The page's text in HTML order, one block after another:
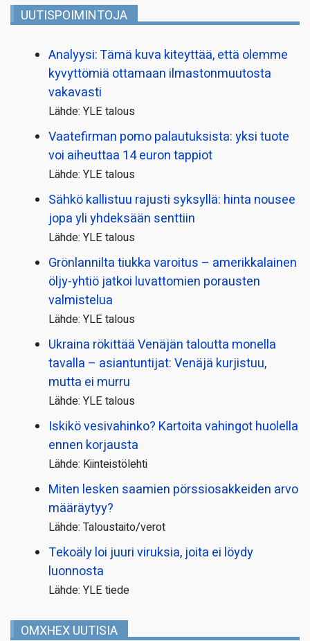
UUTISPOIMINTOJA
Analyysi: Tämä kuva kiteyttää, että olemme
kyvyttömiä ottamaan ilmaston­muutosta
vakavasti
Lähde: YLE talous
Vaatefirman pomo palautuksista: yksi tuote
voi aiheuttaa 14 euron tappiot
Lähde: YLE talous
Sähkö kallistuu rajusti syksyllä: hinta nousee
jopa yli yhdeksään senttiin
Lähde: YLE talous
Grönlannilta tiukka varoitus – amerikkalainen
öljy-yhtiö jatkoi luvattomien porausten
valmistelua
Lähde: YLE talous
Ukraina rökittää Venäjän taloutta monella
tavalla – asiantuntijat: Venäjä kurjistuu,
mutta ei murru
Lähde: YLE talous
Iskikö vesivahinko? Kartoita vahingot huolella
ennen korjausta
Lähde: Kiinteistölehti
Miten lesken saamien pörssi­osakkeiden arvo
määräytyy?
Lähde: Taloustaito/verot
Tekoäly loi juuri viruksia, joita ei löydy
luonnosta
Lähde: YLE tiede
OMXHEX UUTISIA